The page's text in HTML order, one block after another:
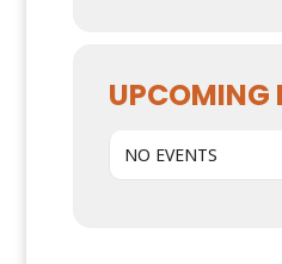
UPCOMING
NO EVENTS